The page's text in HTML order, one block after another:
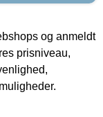
og anmeldt
prisniveau,